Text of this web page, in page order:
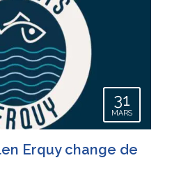
31
MARS
Erquy change de